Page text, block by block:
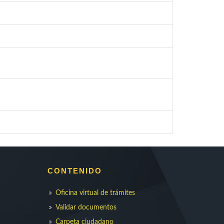
CONTENIDO
Oficina virtual de trámites
Validar documentos
Carpeta ciudadano